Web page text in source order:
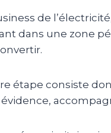
de
dans une zone
étape consiste